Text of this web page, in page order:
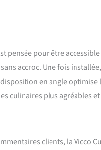
pensée pour être
accroc. Une fois
en angle
culinaires plus agréables et
clients, la Vicco